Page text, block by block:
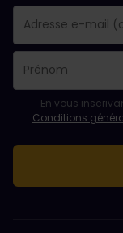
Le champ
L'adresse e-mail
L'inscription à la
Vous êtes déjà
Veuillez
En vous
Conditions